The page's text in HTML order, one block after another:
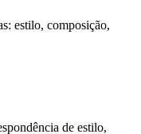
estilo, composição,
de estilo,